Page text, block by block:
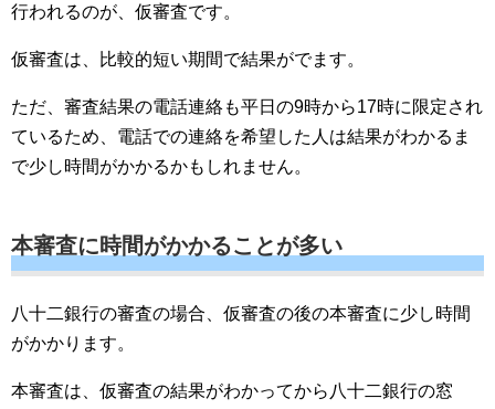
行われるのが、仮審査です。
仮審査は、比較的短い期間で結果がでます。
ただ、審査結果の電話連絡も平日の9時から17時に限定され
ているため、電話での連絡を希望した人は結果がわかるま
で少し時間がかかるかもしれません。
本審査に時間がかかることが多い
八十二銀行の審査の場合、仮審査の後の本審査に少し時間
がかかります。
本審査は、仮審査の結果がわかってから八十二銀行の窓